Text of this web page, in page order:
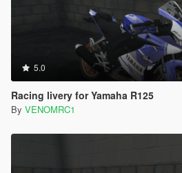
5.0
Racing livery for Yamaha R125
By VENOMRC1